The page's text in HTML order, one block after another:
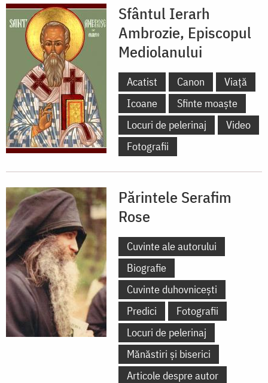
Sfântul Ierarh
Ambrozie, Episcopul
Mediolanului
Acatist Canon
Viață
Icoane
Sfinte moaște
Locuri de pelerinaj
Video
Fotografii
Părintele Serafim
Rose
Cuvinte ale autorului
Biografie
Cuvinte duhovnicești
Predici
Fotografii
Locuri de pelerinaj
Mănăstiri și biserici
Articole despre autor